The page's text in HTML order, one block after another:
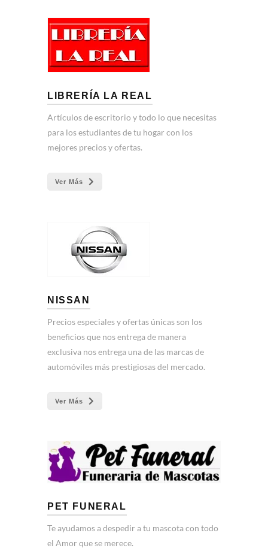
LIBRERÍA LA REAL
Artículos de escritorio y todo lo que necesitas
para los estudiantes de tu hogar con los
mejores precios y ofertas.
Ver Más
NISSAN
Precios especiales y ofertas únicas son los
beneficios que nos entrega de manera
exclusiva nos entrega una de las marcas de
automóviles más prestigiosas del mercado.
Ver Más
PET FUNERAL
Te ayudamos a despedir a tu mascota con todo
el Amor que se merece.